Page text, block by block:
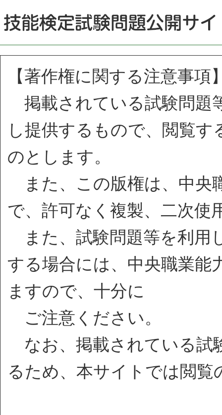
【著作権に関する注意事項
掲載されている試験問題
し提供するもので、閲覧
のとします。
また、この版権は、中央
で、許可なく複製、二次使
また、試験問題等を利用
する場合には、中央職業能
ますので、十分に
ご注意ください。
なお、掲載されている試
るため、本サイトでは閲